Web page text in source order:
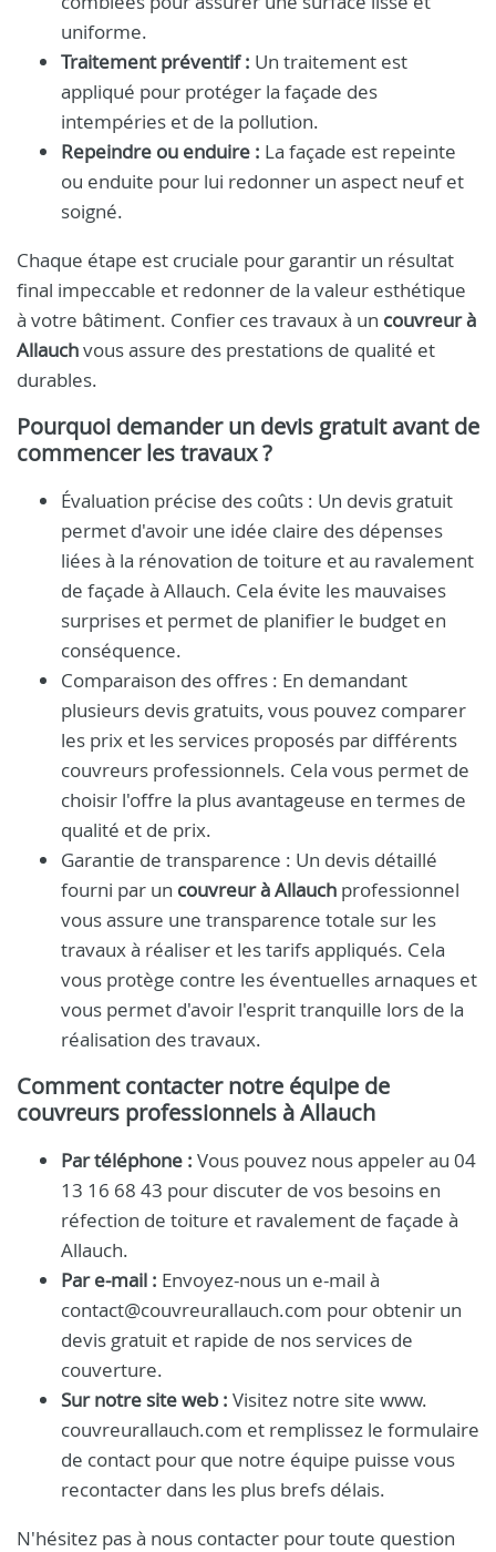
uniforme.
Traitement préventif : Un traitement est
appliqué pour protéger la façade des
intempéries et de la pollution.
Repeindre ou enduire : La façade est repeinte
ou enduite pour lui redonner un aspect neuf et
soigné.
Chaque étape est cruciale pour garantir un résultat
final impeccable et redonner de la valeur esthétique
à votre bâtiment. Confier ces travaux à un couvreur à
Allauchvous assure des prestations de qualité et
durables.
Pourquoi demander un devis gratuit avant de
commencer les travaux ?
Évaluation précise des coûts : Un devis gratuit
permet d'avoir une idée claire des dépenses
liées à la rénovation de toiture et au ravalement
de façade à Allauch. Cela évite les mauvaises
surprises et permet de planifier le budget en
conséquence.
Comparaison des offres : En demandant
plusieurs devis gratuits, vous pouvez comparer
les prix et les services proposés par différents
couvreurs professionnels. Cela vous permet de
choisir l'offre la plus avantageuse en termes de
qualité et de prix.
Garantie de transparence : Un devis détaillé
fourni par un couvreur à Allauch professionnel
vous assure une transparence totale sur les
travaux à réaliser et les tarifs appliqués. Cela
vous protège contre les éventuelles arnaques et
vous permet d'avoir l'esprit tranquille lors de la
réalisation des travaux.
Comment contacter notre équipe de
couvreurs professionnels à Allauch
Par téléphone : Vous pouvez nous appeler au 04
13 16 68 43 pour discuter de vos besoins en
réfection de toiture et ravalement de façade à
Allauch.
Par e-mail : Envoyez-nous un e-mail à
contact@couvreurallauch.com pour obtenir un
devis gratuit et rapide de nos services de
couverture.
Sur notre site web : Visitez notre site www.
couvreurallauch.com et remplissez le formulaire
de contact pour que notre équipe puisse vous
recontacter dans les plus brefs délais.
N'hésitez pas à nous contacter pour toute question